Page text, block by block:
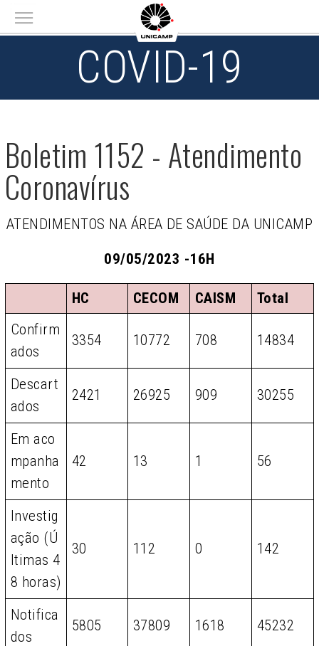
Main menu
COVID-19
Boletim 1152 - Atendimento
Coronavírus
ATENDIMENTOS NA ÁREA DE SAÚDE DA UNICAMP
09/05/2023 -16H
HC CECOM CAISM
Total
Confirm
ados
3354 10772 708 14834
Descart
ados
2421 26925 909 30255
Em aco
mpanha
mento
42 13 1 56
Investig
ação (Ú
ltimas 4
8 horas)
30 112 0 142
Notifica
dos
5805 37809 1618 45232